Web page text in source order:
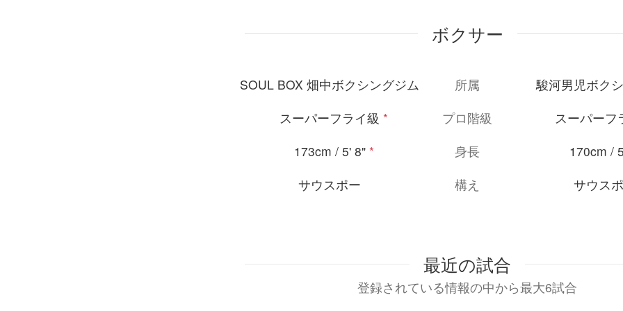
ボクサー
SOUL BOX 畑中ボクシングジム 所属
駿河男児ボク
スーパーフライ級 * プロ階級 スーパーフ
173cm / 5' 8" * 身長 170cm /
サウスポー
構え サウス
最近の試合
登録されている情報の中から最大6試合